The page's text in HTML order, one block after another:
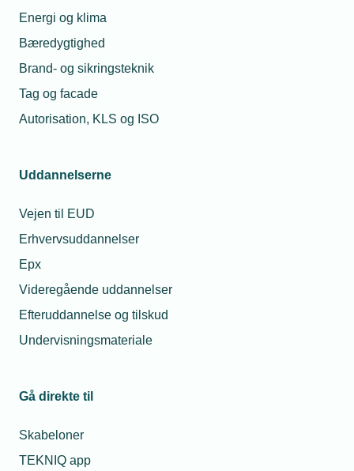
Energi og klima
Bæredygtighed
Brand- og sikringsteknik
Tag og facade
Autorisation, KLS og ISO
Uddannelserne
Vejen til EUD
Erhvervsuddannelser
Epx
Videregående uddannelser
Efteruddannelse og tilskud
Undervisningsmateriale
Gå direkte til
Skabeloner
TEKNIQ app